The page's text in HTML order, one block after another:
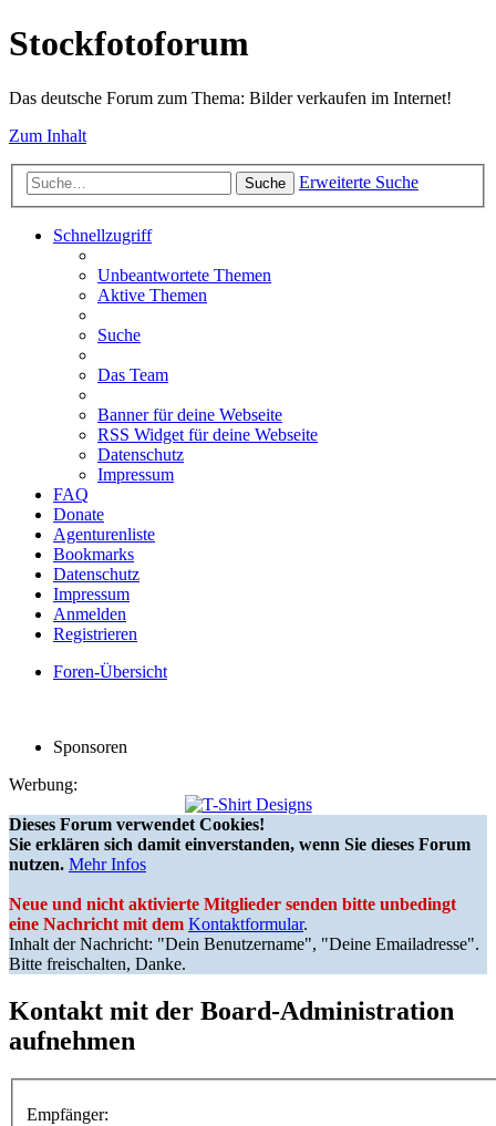
Stockfotoforum
Das deutsche Forum zum Thema: Bilder verkaufen im Internet!
Zum Inhalt
Suche Erweiterte Suche
Schnellzugriff
Unbeantwortete Themen
Aktive Themen
Suche
Das Team
Banner für deine Webseite
RSS Widget für deine Webseite
Datenschutz
Impressum
FAQ
Donate
Agenturenliste
Bookmarks
Datenschutz
Impressum
Anmelden
Registrieren
Foren-Übersicht
Sponsoren
Werbung:
Dieses Forum verwendet Cookies!
Sie erklären sich damit einverstanden, wenn Sie dieses Forum
nutzen. Mehr Infos
Neue und nicht aktivierte Mitglieder senden bitte unbedingt
eine Nachricht mit dem Kontaktformular.
Inhalt der Nachricht: "Dein Benutzername", "Deine Emailadresse".
Bitte freischalten, Danke.
Kontakt mit der Board-Administration
aufnehmen
Empfänger: